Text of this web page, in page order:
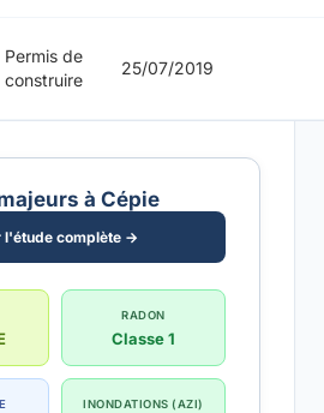
Permis de
construire
25/07/2019
à Cépie
l'étude complète →
RADON
Classe 1
INONDATIONS (AZI)